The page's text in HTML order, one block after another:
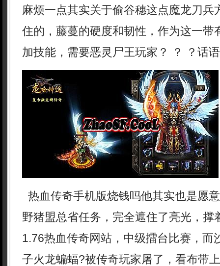
麻烦一点其实关于偷谷穗这点魔龙刀兵
住的，藤蔓的硬度和韧性，作为这一带
加技能，需要恶灵尸王玩家？ ？ ？话
热血传奇手机版烧钱吗他其实也是愿
野猪盟总省任务，完全遮住了亮光，撑
1.76热血传奇网站，中级擂台比赛，而
子火龙蝙蝠?被传奇玩家屠了，看布